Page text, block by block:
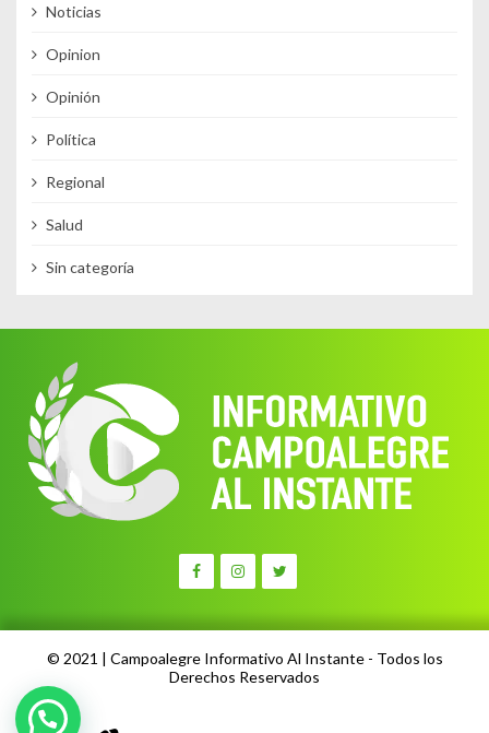
Noticias
Opinion
Opinión
Política
Regional
Salud
Sin categoría
© 2021 | Campoalegre Informativo Al Instante - Todos los
Derechos Reservados